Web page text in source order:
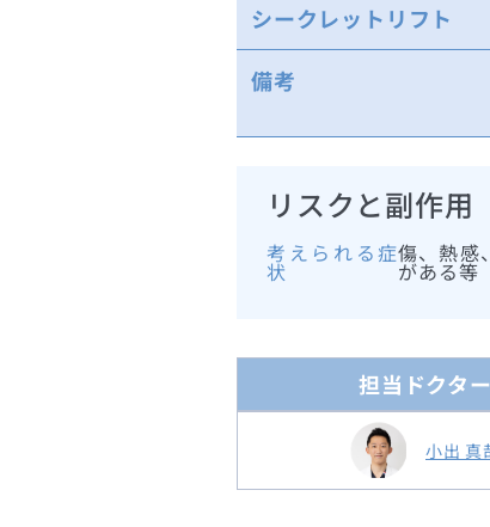
シークレットリフト
備考
リスクと副作用
考えられる症
状
傷、熱感
がある等
担当ドクター
小出 真